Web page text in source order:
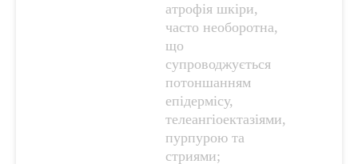
атрофія шкіри,
часто необоротна,
що
супроводжується
потоншанням
епідермісу,
телеангіоектазіями,
пурпурою та
стриями;